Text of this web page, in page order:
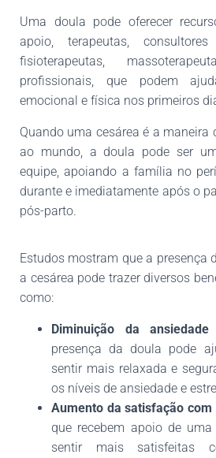
Uma doula pode oferecer
apoio, terapeutas,
fisioterapeutas,
profissionais, que podem
emocional e física nos primeiros
Quando uma cesárea é a maneira
ao mundo, a doula pode ser
equipe, apoiando a família no
durante e imediatamente após o
pós-parto.
Estudos mostram que a presença
a cesárea pode trazer diversos
como:
Diminuição da
presença da doula pode
sentir mais relaxada e
os níveis de ansiedade e
Aumento da satisfação com
que recebem apoio de
sentir mais satisfeitas